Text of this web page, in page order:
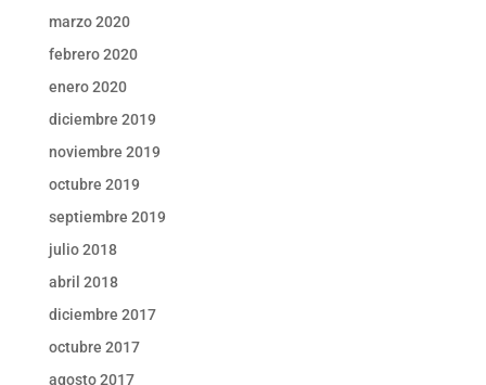
marzo 2020
febrero 2020
enero 2020
diciembre 2019
noviembre 2019
octubre 2019
septiembre 2019
julio 2018
abril 2018
diciembre 2017
octubre 2017
agosto 2017